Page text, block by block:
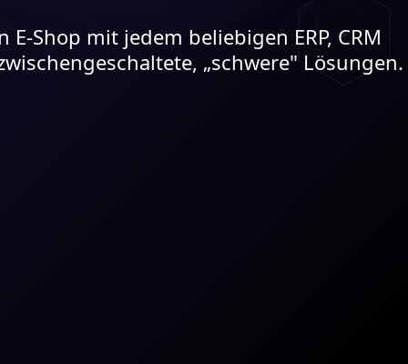
Shop mit jedem beliebigen ERP, CRM
„schwere" Lösungen.